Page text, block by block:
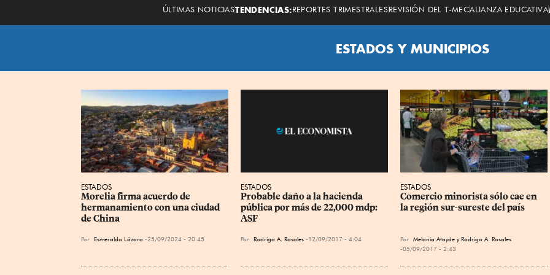
ÚLTIMAS NOTICIASTENDENCIAS:REPORTES TRIMESTRALESREVISIÓN DEL T-MECALIANZA EDUCATIVA
ESTADOS Y MUNICIPIOS
ESTADOS
Morelia firma acuerdo de
hermanamiento con una ciudad
de China
Por Esmeralda Lázaro 25/09/2024 - 20:45
ESTADOS
Probable daño a la hacienda
pública por más de 22,000 mdp:
ASF
Por Rodrigo A. Rosales 12/09/2017 - 4:04
ESTADOS
Comercio minorista sólo cae en
la región sur-sureste del país
Por Melania Atayde y Rodrigo A. Rosales
05/09/2017 - 2:43